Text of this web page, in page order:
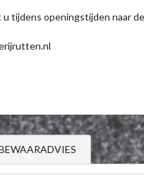
tijdens openingstijden naar